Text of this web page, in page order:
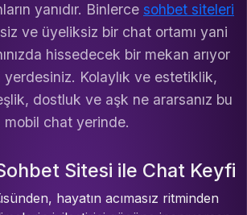
yanıdır. Binlerce sohbet siteleri
ve üyeliksiz bir chat ortamı yani
hissedecek bir mekan arıyor
Kolaylık ve estetiklik,
dostluk ve aşk ne ararsanız bu
mobil chat yerinde.
Sitesi ile Chat Keyfi
hayatın acımasız ritminden